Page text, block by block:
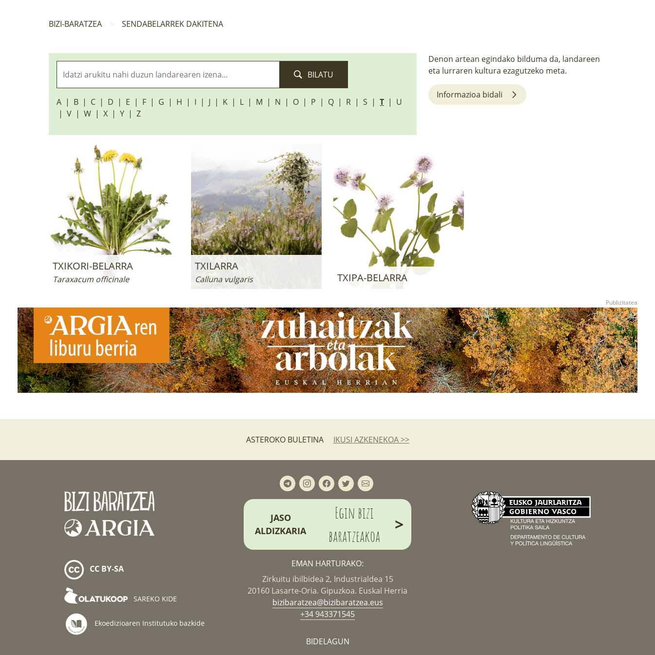
BIZI-BARATZEA SENDABELARREK DAKITENA
BILATU
A B C D E F G H I J K L M N O P Q R S T
U
V
W X Y Z
Denon artean egindako bilduma da, landareen
eta lurraren kultura ezagutzeko meta.
Informazioa bidali
TXIKORI-BELARRA
Taraxacum officinale
TXILARRA
Calluna vulgaris TXIPA-BELARRA
ASTEROKO BULETINA IKUSI AZKENEKOA >>
CC BY-SA
SAREKO KIDE
Ekoedizioaren Institutuko bazkide
JASO
ALDIZKARIA
Egin bizi
baratzeakoa
>
EMAN HARTURAKO:
Zirkuitu ibilbidea 2, Industrialdea 15
20160 Lasarte-Oria. Gipuzkoa. Euskal Herria
bizibaratzea@bizibaratzea.eus
+34 943371545
BIDELAGUN